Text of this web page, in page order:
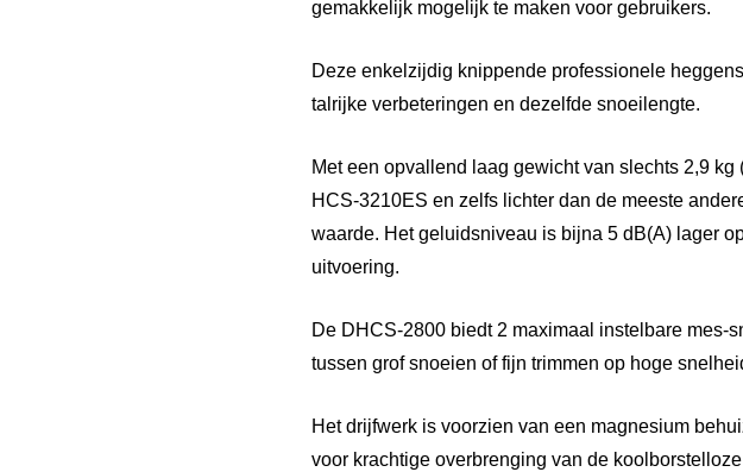
gemakkelijk mogelijk te maken voor gebruikers.
Deze enkelzijdig knippende professionele
talrijke verbeteringen en dezelfde snoeilengte.
Met een opvallend laag gewicht van slechts 2,9
HCS-3210ES en zelfs lichter dan de meeste
waarde. Het geluidsniveau is bijna 5 dB(A) lager
uitvoering.
De DHCS-2800 biedt 2 maximaal instelbare mes-
tussen grof snoeien of fijn trimmen op hoge
Het drijfwerk is voorzien van een magnesium
voor krachtige overbrenging van de